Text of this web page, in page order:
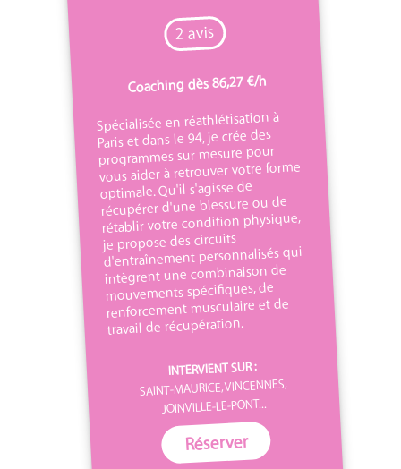
2 avis
Coaching dès 86,27 €/h
Spécialisée en réathlétisation à
Paris et dans le 94, je crée des
programmes sur mesure pour
vous aider à retrouver votre forme
optimale. Qu'il s'agisse de
récupérer d'une blessure ou de
rétablir votre condition physique,
je propose des circuits
d'entraînement personnalisés qui
intègrent une combinaison de
mouvements spécifiques, de
renforcement musculaire et de
travail de récupération.
INTERVIENT SUR :
SAINT-MAURICE, VINCENNES,
JOINVILLE-LE-PONT...
Réserver